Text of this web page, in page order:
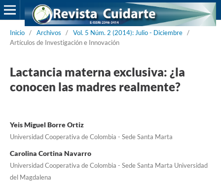
Inicio / Archivos / Vol. 5 Núm. 2 (2014): Julio - Diciembre /
Artículos de Investigación e Innovación
Lactancia materna exclusiva: ¿la
conocen las madres realmente?
Yeis Miguel Borre Ortiz
Universidad Cooperativa de Colombia - Sede Santa Marta
Carolina Cortina Navarro
Universidad Cooperativa de Colombia - Sede Santa Marta Universidad
del Magdalena